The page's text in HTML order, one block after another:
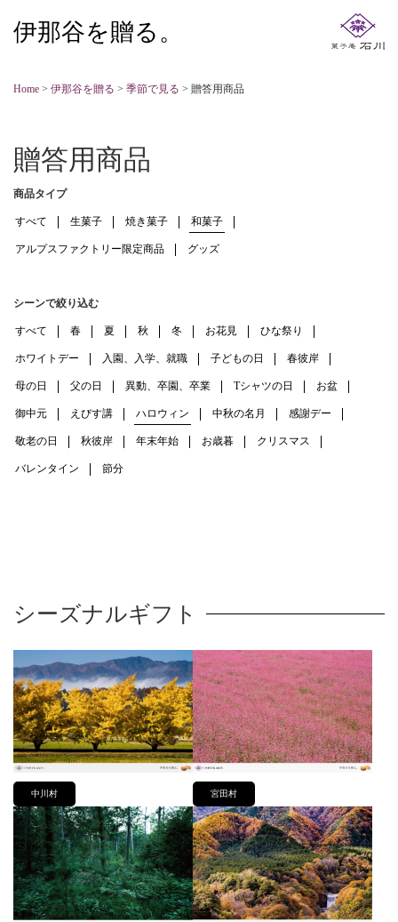
伊那谷を贈る。
Home > 伊那谷を贈る > 季節で見る > 贈答用商品
贈答用商品
商品タイプ
すべて 生菓子 焼き菓子 和菓子
アルプスファクトリー限定商品 グッズ
シーンで絞り込む
すべて 春 夏 秋 冬 お花見 ひな祭り
ホワイトデー 入園、入学、就職 子どもの日 春彼岸
母の日 父の日 異動、卒園、卒業 Tシャツの日 お盆
御中元 えびす講 ハロウィン 中秋の名月 感謝デー
敬老の日 秋彼岸 年末年始 お歳暮 クリスマス
バレンタイン 節分
シーズナルギフト
中川村 宮田村